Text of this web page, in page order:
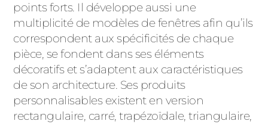
points forts. Il développe aussi une
multiplicité de modèles de fenêtres afin qu’ils
correspondent aux spécificités de chaque
pièce, se fondent dans ses éléments
décoratifs et s’adaptent aux caractéristiques
de son architecture. Ses produits
personnalisables existent en version
rectangulaire, carré, trapézoïdale, triangulaire,